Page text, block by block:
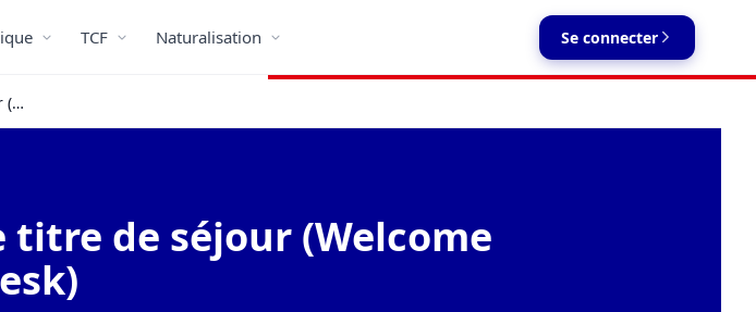
TCF Naturalisation Se connecter
Retrait De Titre De Séjour (Welcome Desk)
titre de séjour (Welcome